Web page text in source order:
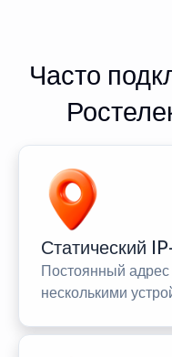
Часто
Статический
Постоянный
несколькими